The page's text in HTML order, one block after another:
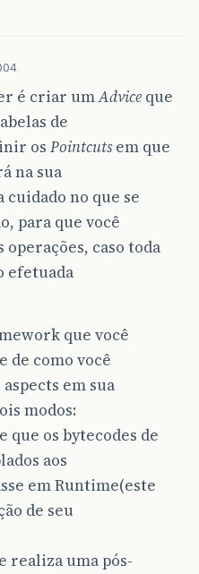
é criar umAdvice que
de
os Pointcutsem que
na sua
cuidado no que se
para que você
operações, caso toda
efetuada
que você
de como você
em sua
modos:
que os bytecodes de
aos
em Runtime(este
de seu
realiza uma pós-